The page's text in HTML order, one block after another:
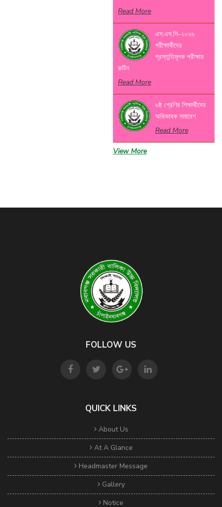
Read More
এস.এস.সি-২০২৬
পরীক্ষার্থীদের
প্রস্তুতিমূলক পরীক্ষার
রুটিন
Read More
৬ষ্ঠ শ্রেণির শিক্ষার্থীদের
অভিভাবক সমাবেশ
Read More
View More
FOLLOW US
QUICK LINKS
About Us
At A Glance
Headmaster Message
Gallery
Notice